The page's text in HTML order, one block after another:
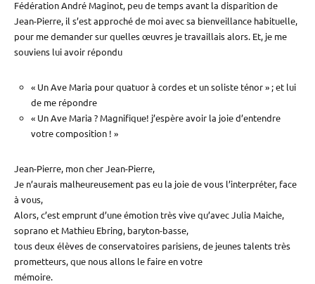
Fédération André Maginot, peu de temps avant la disparition de
Jean-Pierre, il s’est approché de moi avec sa bienveillance habituelle,
pour me demander sur quelles œuvres je travaillais alors. Et, je me
souviens lui avoir répondu
« Un Ave Maria pour quatuor à cordes et un soliste ténor » ; et lui
de me répondre
« Un Ave Maria ? Magnifique! j’espère avoir la joie d’entendre
votre composition ! »
Jean-Pierre, mon cher Jean-Pierre,
Je n’aurais malheureusement pas eu la joie de vous l’interpréter, face
à vous,
Alors, c’est emprunt d’une émotion très vive qu’avec Julia Maiche,
soprano et Mathieu Ebring, baryton-basse,
tous deux élèves de conservatoires parisiens, de jeunes talents très
prometteurs, que nous allons le faire en votre
mémoire.